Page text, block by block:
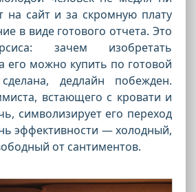
на сайт и за скромную плату
в виде готового отчета. Это
зачем изобретать
его можно купить по готовой
дедлайн побежден.
встающего с кровати и
символизирует его переход
эффективности — холодный,
от сантиментов.